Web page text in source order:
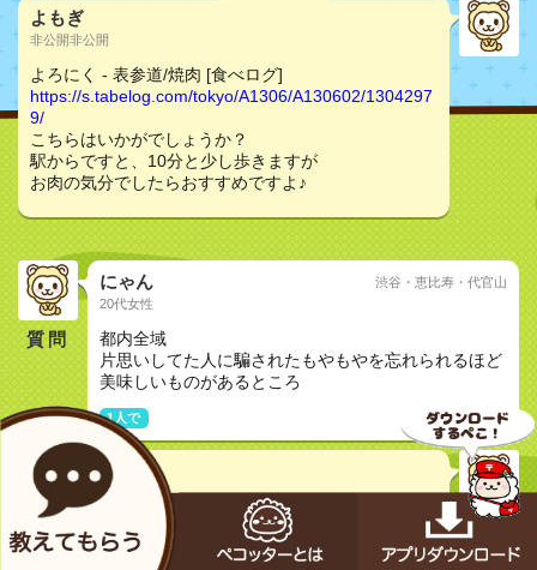
よもぎ
非公開非公開
よろにく - 表参道/焼肉 [食べログ]
https://s.tabelog.com/tokyo/A1306/A130602/1304297
9/
こちらはいかがでしょうか？
駅からですと、10分と少し歩きますが
お肉の気分でしたらおすすめですよ♪
質問
にゃん
20代女性
渋谷・恵比寿・代官山
都内全域
片思いしてた人に騙されたもやもやを忘れられるほど
美味しいものがあるところ
1人で
どんちゃく
30代非公開
よろにく - 表参道/焼肉 [食べログ]
https://s.tabelog.com/tokyo/A1306/A130602/1304297